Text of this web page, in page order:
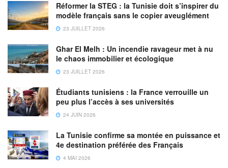
Réformer la STEG : la Tunisie doit s’inspirer du
modèle français sans le copier aveuglément
23 JUILLET 2026
Ghar El Melh : Un incendie ravageur met à nu
le chaos immobilier et écologique
23 JUILLET 2026
Étudiants tunisiens : la France verrouille un
peu plus l’accès à ses universités
24 JUIN 2026
La Tunisie confirme sa montée en puissance et
4e destination préférée des Français
4 MAI 2026